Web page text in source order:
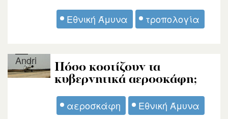
Εθνική Άμυνα τροπολογία
Πόσο κοστίζουν τα
κυβερνητικά αεροσκάφη;
αεροσκάφη Εθνική Άμυνα
Andri